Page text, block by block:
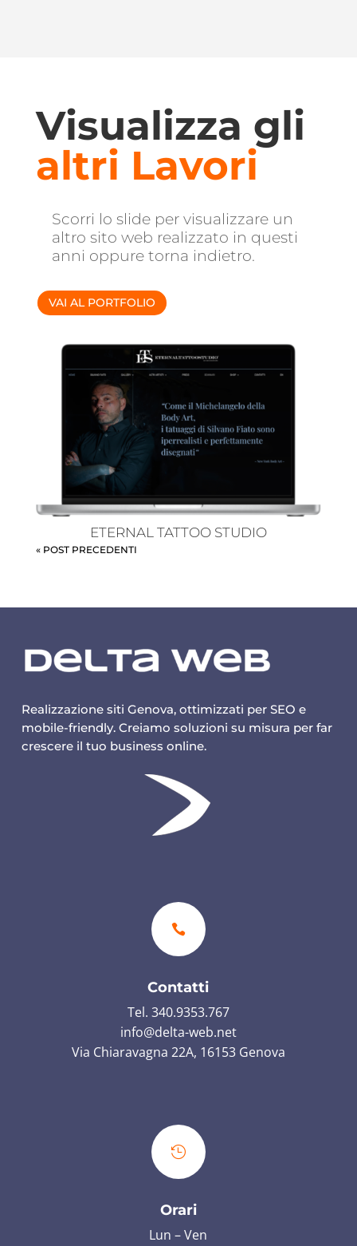
Visualizza gli
altri Lavori
Scorri lo slide per visualizzare un
altro sito web realizzato in questi
anni oppure torna indietro.
VAI AL PORTFOLIO
ETERNAL TATTOO STUDIO
« POST PRECEDENTI
Realizzazione siti Genova, ottimizzati per SEO e
mobile-friendly. Creiamo soluzioni su misura per far
crescere il tuo business online.

Contatti
Tel. 340.9353.767
info@delta-web.net
Via Chiaravagna 22A, 16153 Genova

Orari
Lun – Ven